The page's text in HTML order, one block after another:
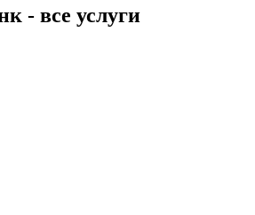
- все услуги